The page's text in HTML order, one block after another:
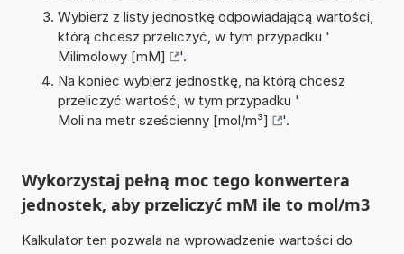
Wybierz z listy jednostkę odpowiadającą wartości,
którą chcesz przeliczyć, w tym przypadku '
Milimolowy [mM]
'.
Na koniec wybierz jednostkę, na którą chcesz
przeliczyć wartość, w tym przypadku '
Moli na metr sześcienny [mol/m³]
'.
Wykorzystaj pełną moc tego konwertera
jednostek, aby przeliczyć mM ile to mol/m3
Kalkulator ten pozwala na wprowadzenie wartości do